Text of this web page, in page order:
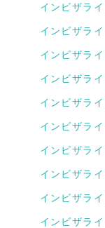
インビザラ
インビザラ
インビザラ
インビザラ
インビザラ
インビザラ
インビザラ
インビザラ
インビザラ
インビザラ